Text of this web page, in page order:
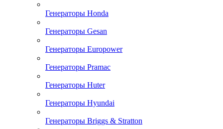
Генераторы Honda
Генераторы Gesan
Генераторы Europower
Генераторы Pramac
Генераторы Huter
Генераторы Hyundai
Генераторы Briggs & Stratton